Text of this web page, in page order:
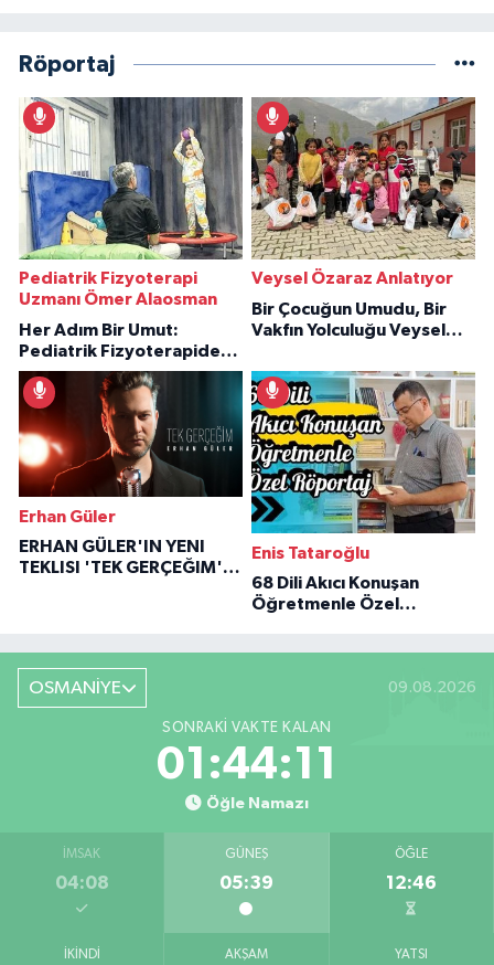
Röportaj
Pediatrik Fizyoterapi
Uzmanı Ömer Alaosman
Her Adım Bir Umut:
Pediatrik Fizyoterapiden
İlham Veren Hikâyeler
Veysel Özaraz Anlatıyor
Bir Çocuğun Umudu, Bir
Vakfın Yolculuğu Veysel
Erhan Güler
ERHAN GÜLER'IN YENI
TEKLISI 'TEK GERÇEĞIM'LE
Enis Tataroğlu
68 Dili Akıcı Konuşan
Öğretmenle Özel
OSMANİYE 09.08.2026
SONRAKI VAKTE KALAN
01:44:10
Öğle Namazı
İMSAK
04:08
GÜNEŞ
05:39
ÖĞLE
12:46
İKINDI AKŞAM YATSI